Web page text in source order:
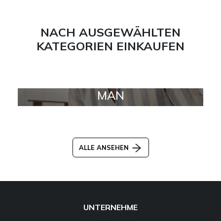
NACH AUSGEWÄHLTEN
KATEGORIEN EINKAUFEN
MAN
ALLE ANSEHEN
UNTERNEHME